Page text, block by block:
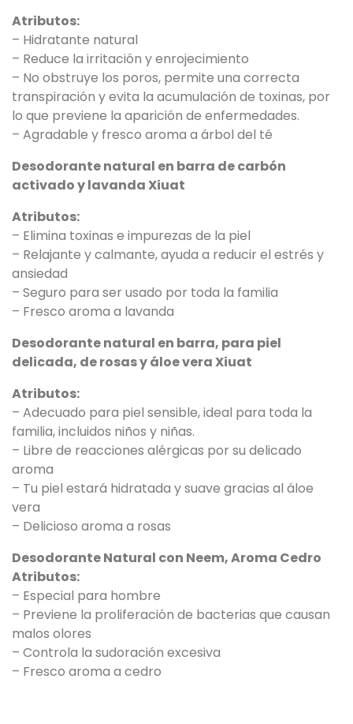
Atributos:
– Hidratante natural
– Reduce la irritación y enrojecimiento
– No obstruye los poros, permite una correcta
transpiración y evita la acumulación de toxinas, por
lo que previene la aparición de enfermedades.
– Agradable y fresco aroma a árbol del té
Desodorante natural en barra de carbón
activado y lavanda Xiuat
Atributos:
– Elimina toxinas e impurezas de la piel
– Relajante y calmante, ayuda a reducir el estrés y
ansiedad
– Seguro para ser usado por toda la familia
– Fresco aroma a lavanda
Desodorante natural en barra, para piel
delicada, de rosas y áloe vera Xiuat
Atributos:
– Adecuado para piel sensible, ideal para toda la
familia, incluidos niños y niñas.
– Libre de reacciones alérgicas por su delicado
aroma
– Tu piel estará hidratada y suave gracias al áloe
vera
– Delicioso aroma a rosas
Desodorante Natural con Neem, Aroma Cedro
Atributos:
– Especial para hombre
– Previene la proliferación de bacterias que causan
malos olores
– Controla la sudoración excesiva
– Fresco aroma a cedro